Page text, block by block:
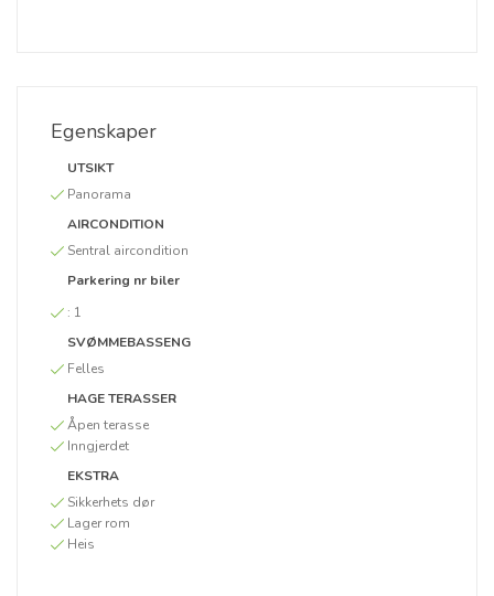
Egenskaper
UTSIKT
Panorama
AIRCONDITION
Sentral aircondition
Parkering nr biler
: 1
SVØMMEBASSENG
Felles
HAGE TERASSER
Åpen terasse
Inngjerdet
EKSTRA
Sikkerhets dør
Lager rom
Heis